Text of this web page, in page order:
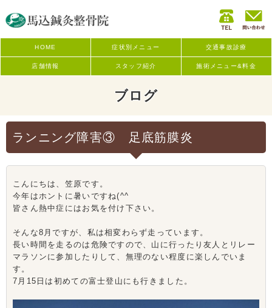
HOME 症状別メニュー 交通事故診療
店舗情報 スタッフ紹介 施術メニュー&料金
ブログ
ランニング障害③ 足底筋膜炎
こんにちは、笠原です。
今年はホントに暑いですね(^^ゞ
皆さん熱中症にはお気を付け下さい。
そんな8月ですが、私は相変わらず走っています。
長い時間を走るのは危険ですので、山に行ったり友人とリレー
マラソンに参加したりして、無理のない程度に楽しんでいま
す。
7月15日は初めての富士登山にも行きました。